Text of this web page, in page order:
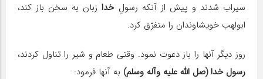
سیراب شدند و پیش از آنكه رسولِخدازبان به سخن باز كند،
ابولهب خویشاوندان را متفرّق كرد.
روز دیگر آنها را باز دعوت نمود. وقتی طعام و شیر را تناول كردند،
رسول خدا (صل الله علیه وآله وسلم) به آنها فرمود: